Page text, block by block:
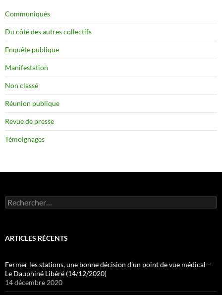
Communiqués
Du côté des autres collectifs
Enquête publique
Manifestation
Non classé
Réunion publique
Revue de presse
Témoignages
Rechercher :
ARTICLES RÉCENTS
Fermer les stations, une bonne décision d’un point de vue médical –
Le Dauphiné Libéré (14/12/2020)
14 décembre 2020